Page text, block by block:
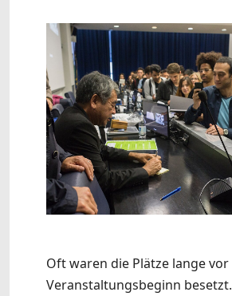
Oft waren die Plätze lange vor
Veranstaltungsbeginn besetzt.